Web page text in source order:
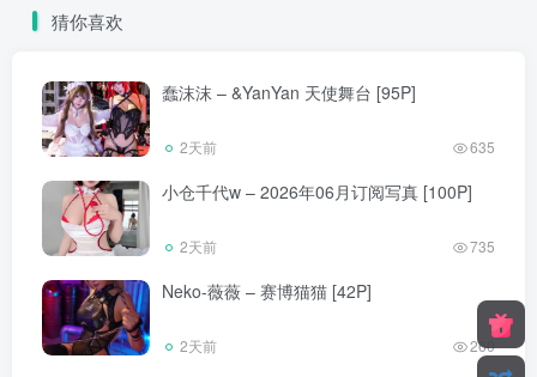
猜你喜欢
蠢沫沫 – &YanYan 天使舞台 [95P]
2天前 635
小仓千代w – 2026年06月订阅写真 [100P]
2天前 735
Neko-薇薇 – 赛博猫猫 [42P]
2天前 260